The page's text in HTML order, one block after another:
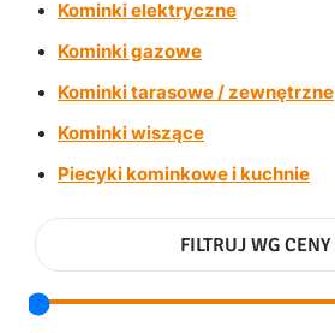
Kominki elektryczne
Kominki gazowe
Kominki tarasowe / zewnętrzne
Kominki wiszące
Piecyki kominkowe i kuchnie
FILTRUJ WG CENY